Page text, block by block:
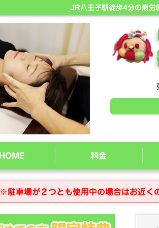
JR八王子駅徒歩4分の疲労
HOME 料金
※駐車場が２つとも使用中の場合はお近く